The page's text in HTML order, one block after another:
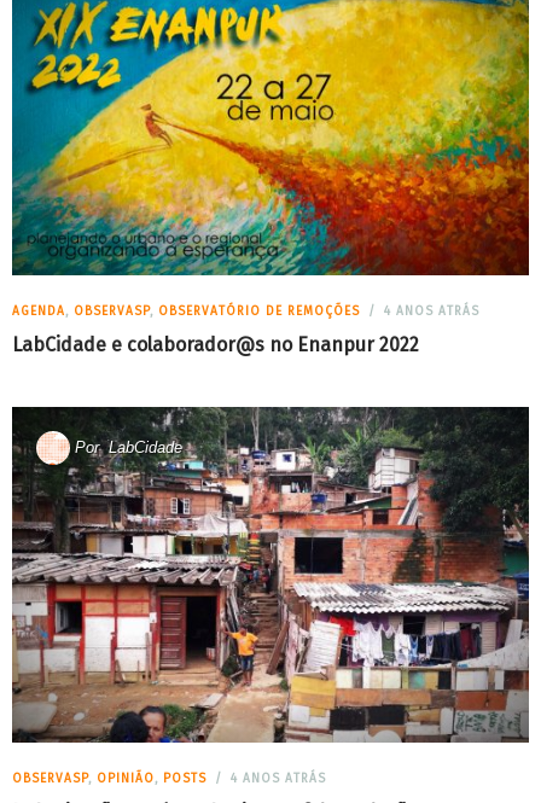
AGENDA, OBSERVASP, OBSERVATÓRIO DE REMOÇÕES 4 ANOS ATRÁS
LabCidade e colaborador@s no Enanpur 2022
PorLabCidade
OBSERVASP, OPINIÃO, POSTS 4 ANOS ATRÁS